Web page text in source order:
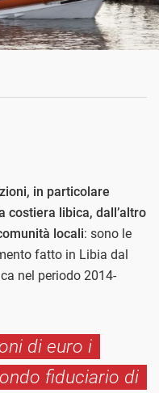
in particolare
costiera libica, dall’altro
locali: sono le
fatto in Libia dal
nel periodo 2014-
di euro i
fiduciario di